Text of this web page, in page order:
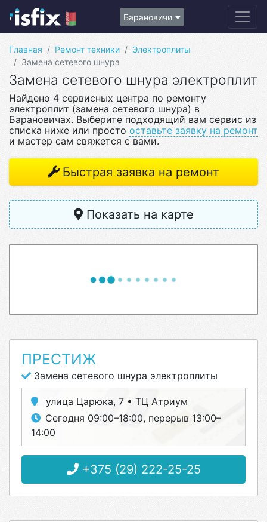
Барановичи
Главная Ремонт техники
Электроплиты
Замена сетевого шнура
Замена сетевого шнура электроплит
Найдено 4 сервисных центра по ремонту
электроплит (замена сетевого шнура) в
Барановичах. Выберите подходящий вам сервис из
списка ниже или просто оставьте заявку на ремонт
и мастер сам свяжется с вами.
Быстрая заявка на ремонт
Показать на карте
ПРЕСТИЖ
Замена сетевого шнура электроплиты
улица Царюка, 7 • ТЦ Атриум
Сегодня 09:00–18:00, перерыв 13:00–
14:00
+375 (29) 222-25-25